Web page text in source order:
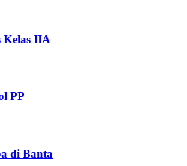
Kelas IIA
PP
di Banta